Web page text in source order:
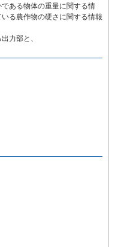
ある物体の重量に関する情
る農作物の硬さに関する情報
力部と、